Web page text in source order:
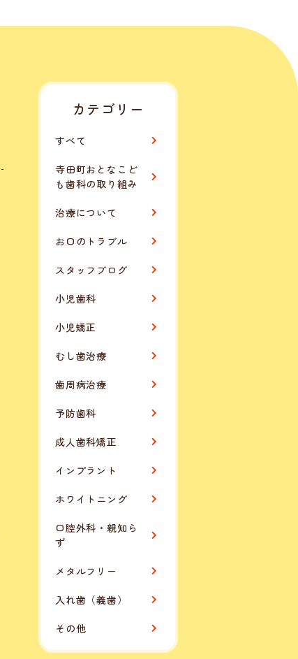
カテゴリー
すべて
寺田町おとなこど
も歯科の取り組み
治療について
お口のトラブル
スタッフブログ
小児歯科
小児矯正
むし歯治療
歯周病治療
予防歯科
成人歯科矯正
インプラント
ホワイトニング
口腔外科・親知ら
ず
メタルフリー
入れ歯（義歯）
その他